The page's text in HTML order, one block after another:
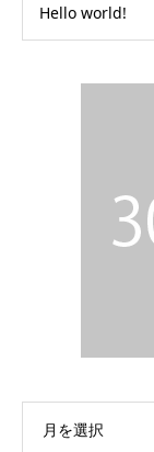
Hello world!
月を選択